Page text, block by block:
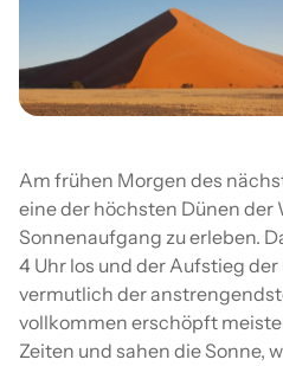
Am frühen Morgen des
eine der höchsten Dünen der
Sonnenaufgang zu erleben.
4 Uhr los und der Aufstieg
vermutlich der
vollkommen erschöpft
Zeiten und sahen die Sonne,